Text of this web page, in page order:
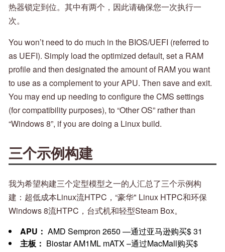
热器锁定到位。其中有两个，因此请确保您一次执行一
次。
You won’t need to do much in the BIOS/UEFI (referred to
as UEFI). Simply load the optimized default, set a RAM
profile and then designated the amount of RAM you want
to use as a complement to your APU. Then save and exit.
You may end up needing to configure the CMS settings
(for compatibility purposes), to “Other OS” rather than
“Windows 8”, if you are doing a Linux build.
三个示例构建
我为希望构建三个定型模型之一的人汇总了三个示例构
建：超低成本Linux流HTPC，“豪华" Linux HTPC和环保
Windows 8流HTPC，台式机和轻型Steam Box。
APU： AMD Sempron 2650 —通过亚马逊购买$ 31
主板： Biostar AM1ML mATX –通过MacMall购买$